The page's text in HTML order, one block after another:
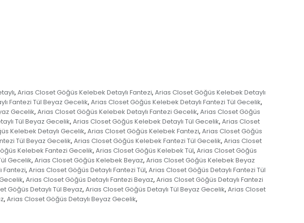
, Arias Closet Göğüs Kelebek Detaylı Fantezi, Arias Closet Göğüs Kelebek Detaylı
Fantezi Tül Beyaz Gecelik, Arias Closet Göğüs Kelebek Detaylı Fantezi Tül Gecelik,
Gecelik, Arias Closet Göğüs Kelebek Detaylı Fantezi Gecelik, Arias Closet Göğüs
Tül Beyaz Gecelik, Arias Closet Göğüs Kelebek Detaylı Tül Gecelik, Arias Closet
Kelebek Detaylı Gecelik, Arias Closet Göğüs Kelebek Fantezi, Arias Closet Göğüs
Tül Beyaz Gecelik, Arias Closet Göğüs Kelebek Fantezi Tül Gecelik, Arias Closet
Kelebek Fantezi Gecelik, Arias Closet Göğüs Kelebek Tül, Arias Closet Göğüs
Gecelik, Arias Closet Göğüs Kelebek Beyaz, Arias Closet Göğüs Kelebek Beyaz
Fantezi, Arias Closet Göğüs Detaylı Fantezi Tül, Arias Closet Göğüs Detaylı Fantezi Tül
, Arias Closet Göğüs Detaylı Fantezi Beyaz, Arias Closet Göğüs Detaylı Fantezi
Göğüs Detaylı Tül Beyaz, Arias Closet Göğüs Detaylı Tül Beyaz Gecelik, Arias Closet
, Arias Closet Göğüs Detaylı Beyaz Gecelik,